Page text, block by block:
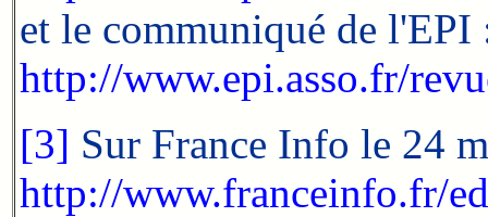
et le communiqué de l'EPI
http://www.epi.asso.fr/
[3] Sur France Info le 24
http://www.franceinfo.fr/